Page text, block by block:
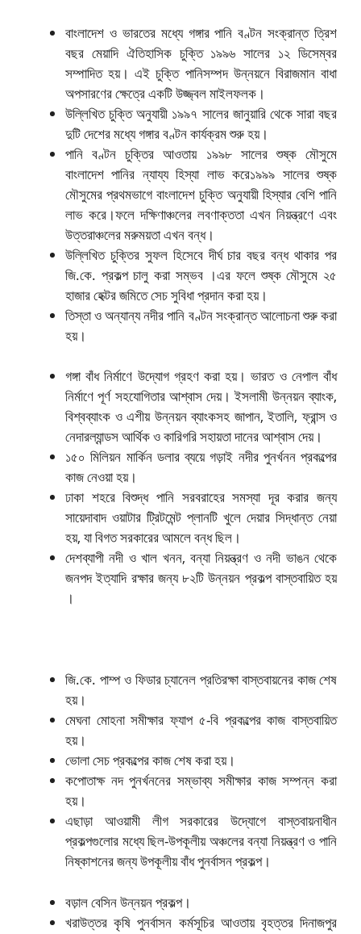
বাংলাদেশ ও ভারতের মধ্যে গঙ্গার পানি বণ্টন সংক্রান্ত ত্রিশ
বছর মেয়াদি ঐতিহাসিক চুক্তি ১৯৯৬ সালের ১২ ডিসেম্বর
সম্পাদিত হয়। এই চুক্তি পানিসম্পদ উন্নয়নে বিরাজমান বাধা
অপসারণের ক্ষেত্রে একটি উজ্জ্বল মাইলফলক।
উল্লিখিত চুক্তি অনুযায়ী ১৯৯৭ সালের জানুয়ারি থেকে সারা বছর
দুটি দেশের মধ্যে গঙ্গার বণ্টন কার্যক্রম শুরু হয়।
পানি বণ্টন চুক্তির আওতায় ১৯৯৮ সালের শুষ্ক মৌসুমে
বাংলাদেশ পানির ন্যায্য হিস্যা লাভ করে১৯৯৯ সালের শুষ্ক
মৌসুমের প্রথমভাগে বাংলাদেশ চুক্তি অনুযায়ী হিস্যার বেশি পানি
লাভ করে।ফলে দক্ষিণাঞ্চলের লবণাক্ততা এখন নিয়ন্ত্রণে এবং
উত্তরাঞ্চলের মরুময়তা এখন বন্ধ।
উল্লিখিত চুক্তির সুফল হিসেবে দীর্ঘ চার বছর বন্ধ থাকার পর
জি.কে. প্রকল্প চালু করা সম্ভব ।এর ফলে শুষ্ক মৌসুমে ২৫
হাজার হেক্টর জমিতে সেচ সুবিধা প্রদান করা হয়।
তিস্তা ও অন্যান্য নদীর পানি বণ্টন সংক্রান্ত আলোচনা শুরু করা
হয়।
গঙ্গা বাঁধ নির্মাণে উদ্যোগ গ্রহণ করা হয়। ভারত ও নেপাল বাঁধ
নির্মাণে পূর্ণ সহযোগিতার আশ্বাস দেয়। ইসলামী উন্নয়ন ব্যাংক,
বিশ্বব্যাংক ও এশীয় উন্নয়ন ব্যাংকসহ জাপান, ইতালি, ফ্রান্স ও
নেদারল্যান্ডস আর্থিক ও কারিগরি সহায়তা দানের আশ্বাস দেয়।
১৫০ মিলিয়ন মার্কিন ডলার ব্যয়ে গড়াই নদীর পুনর্খনন প্রকল্পের
কাজ নেওয়া হয়।
ঢাকা শহরে বিশুদ্ধ পানি সরবরাহের সমস্যা দূর করার জন্য
সায়েদাবাদ ওয়াটার ট্রিটমেন্ট প্লানটি খুলে দেয়ার সিদ্ধান্ত নেয়া
হয়, যা বিগত সরকারের আমলে বন্ধ ছিল।
দেশব্যাপী নদী ও খাল খনন, বন্যা নিয়ন্ত্রণ ও নদী ভাঙন থেকে
জনপদ ইত্যাদি রক্ষার জন্য ৮২টিউন্নয়ন প্রকল্প বাস্তবায়িত হয়
।
জি.কে. পাম্প ও ফিডার চ্যানেল প্রতিরক্ষা বাস্তবায়নের কাজ শেষ
হয়।
মেঘনা মোহনা সমীক্ষার ফ্যাপ ৫-বি প্রকল্পের কাজ বাস্তবায়িত
হয়।
ভোলা সেচ প্রকল্পের কাজ শেষ করা হয়।
কপোতাক্ষ নদ পুনর্খননের সম্ভাব্য সমীক্ষার কাজ সম্পন্ন করা
হয়।
এছাড়া আওয়ামী লীগ সরকারের উদ্যোগে বাস্তবায়নাধীন
প্রকল্পগুলোর মধ্যে ছিল-উপকূলীয় অঞ্চলের বন্যা নিয়ন্ত্রণ ও পানি
নিষ্কাশনের জন্য উপকূলীয় বাঁধ পুনর্বাসন প্রকল্প।
বড়াল বেসিন উন্নয়ন প্রকল্প।
খরাউত্তর কৃষি পুনর্বাসন কর্মসূচির আওতায় বৃহত্তর দিনাজপুর